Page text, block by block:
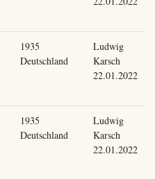
1935
Deutschland
Ludwig
Karsch
22.01.2022
1935
Deutschland
Ludwig
Karsch
22.01.2022